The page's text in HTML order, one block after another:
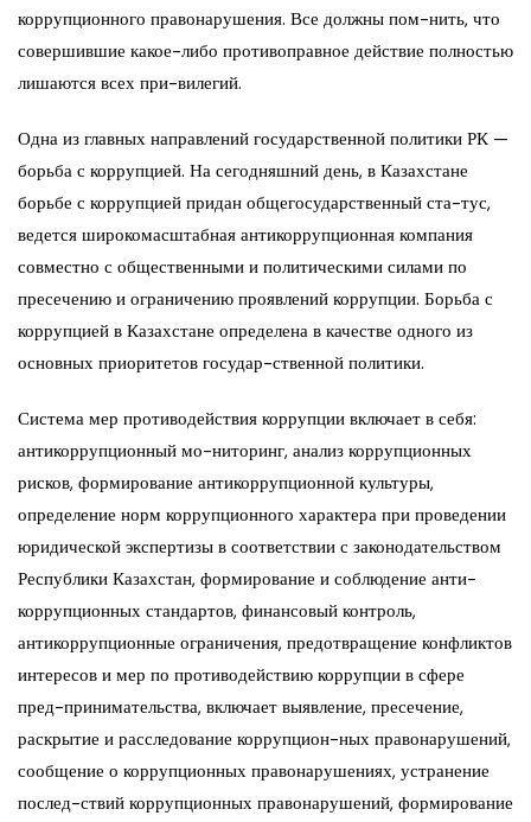
коррупционного правонарушения. Все должны пом-нить, что
совершившие какое-либо противоправное действие полностью
лишаются всех при-вилегий.
Одна из главных направлений государственной политики РК —
борьба с коррупцией. На сегодняшний день, в Казахстане
борьбе с коррупцией придан общегосударственный ста-тус,
ведется широкомасштабная антикоррупционная компания
совместно с общественными и политическими силами по
пресечению и ограничению проявлений коррупции. Борьба с
коррупцией в Казахстане определена в качестве одного из
основных приоритетов государ-ственной политики.
Система мер противодействия коррупции включает в себя:
антикоррупционный мо-ниторинг, анализ коррупционных
рисков, формирование антикоррупционной культуры,
определение норм коррупционного характера при проведении
юридической экспертизы в соответствии с законодательством
Республики Казахстан, формирование и соблюдение анти-
коррупционных стандартов, финансовый контроль,
антикоррупционные ограничения, предотвращение конфликтов
интересов и мер по противодействию коррупции в сфере
пред-принимательства, включает выявление, пресечение,
раскрытие и расследование коррупцион-ных правонарушений,
сообщение о коррупционных правонарушениях, устранение
послед-ствий коррупционных правонарушений, формирование